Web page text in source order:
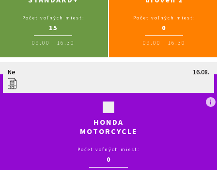
Počet voľných miest:
15
09:00 - 16:30
Počet voľných miest:
0
09:00 - 16:30
Ne 16.08.
HONDA
MOTORCYCLE
TRAINING
Počet voľných miest:
0